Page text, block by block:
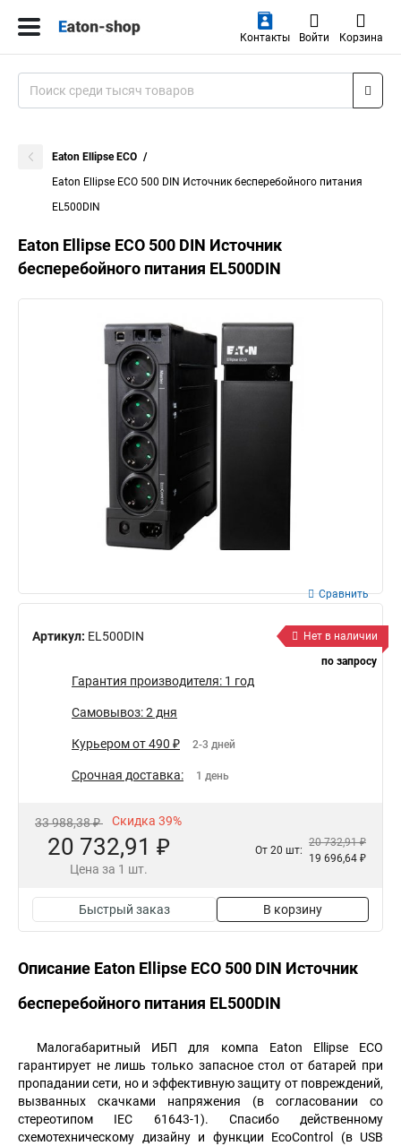
Контакты Войти Корзина
Eaton Ellipse ECO
Eaton Ellipse ECO 500 DIN Источник бесперебойного питания
EL500DIN
Eaton Ellipse ECO 500 DIN Источник
бесперебойного питания EL500DIN
Артикул: EL500DIN
Сравнить
Нет в наличии
по запросу
Гарантия производителя: 1 год
Самовывоз: 2 дня
Курьером от 490 ₽ 2-3 дней
Срочная доставка: 1 день
33 988,38 ₽ Скидка 39%
20 732,91 ₽
Цена за 1 шт.
От 20 шт:
20 732,91 ₽
19 696,64 ₽
Быстрый заказ В корзину
Описание Eaton Ellipse ECO 500 DIN Источник
бесперебойного питания EL500DIN
Малогабаритный ИБП для компа Eaton Ellipse ECO
гарантирует не лишь только запасное стол от батарей при
пропадании сети, но и эффективную защиту от повреждений,
вызванных скачками напряжения (в согласовании со
стереотипом IEC 61643-1). Спасибо действенному
схемотехническому дизайну и функции EcoControl (в USB